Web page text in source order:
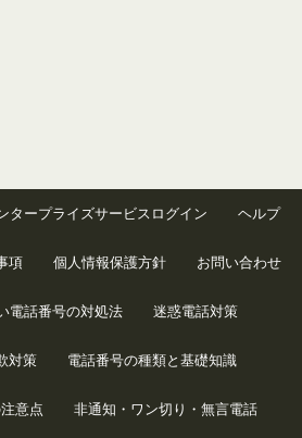
タープライズサービスログイン ヘルプ
項 個人情報保護方針 お問い合わせ
電話番号の対処法 迷惑電話対策
対策 電話番号の種類と基礎知識
意点 非通知・ワン切り・無言電話